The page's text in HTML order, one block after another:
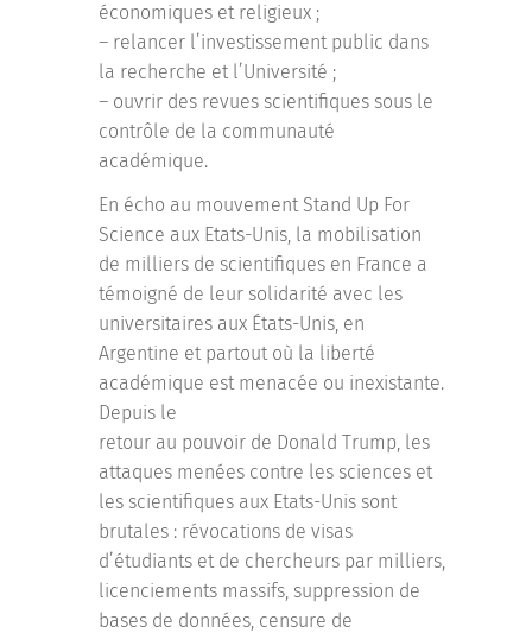
économiques et religieux ;
– relancer l’investissement public dans
la recherche et l’Université ;
– ouvrir des revues scientifiques sous le
contrôle de la communauté
académique.
En écho au mouvement Stand Up For
Science aux Etats-Unis, la mobilisation
de milliers de scientifiques en France a
témoigné de leur solidarité avec les
universitaires aux États-Unis, en
Argentine et partout où la liberté
académique est menacée ou inexistante.
Depuis le
retour au pouvoir de Donald Trump, les
attaques menées contre les sciences et
les scientifiques aux Etats-Unis sont
brutales : révocations de visas
d’étudiants et de chercheurs par milliers,
licenciements massifs, suppression de
bases de données, censure de